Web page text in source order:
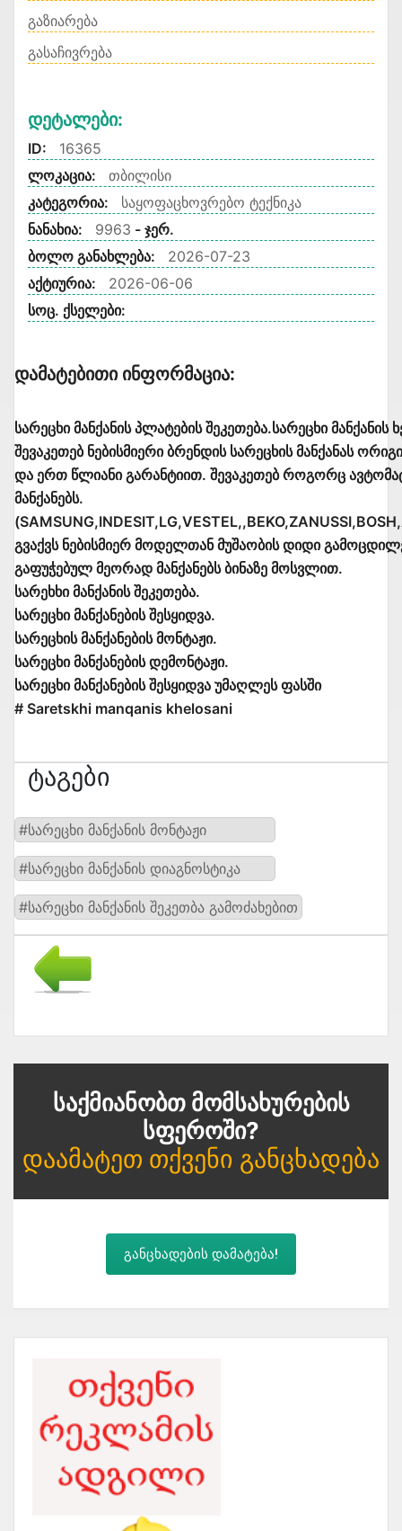
გაზიარება
გასაჩივრება
Დეტალები:
ID:
16365
ლოკაცია:
თბილისი
კატეგორია:
საყოფაცხოვრებო ტექნიკა
ნანახია:
9963 - ჯერ.
ბოლო განახლება:
2026-07-23
აქტიურია:
2026-06-06
სოც. ქსელები:
Დამატებითი Ინფორმაცია:
სარეცხი მანქანის პლატების შეკეთება.სარეცხი
შევაკეთებ ნებისმიერი ბრენდის სარეცხის მანქანას
და ერთ წლიანი გარანტიით. შევაკეთებ როგორც
მანქანებს.
გვაქვს ნებისმიერ მოდელთან მუშაობის დიდი
გაფუჭებულ მეორად მანქანებს ბინაზე მოსვლით.
სარეხხი მანქანის შეკეთება.
სარეცხი მანქანების შესყიდვა.
სარეცხის მანქანების მონტაჟი.
სარეცხი მანქანების დემონტაჟი.
სარეცხი მანქანების შესყიდვა უმაღლეს ფასში
# Saretskhi manqanis khelosani
Ტაგები
#სარეცხი მანქანის მონტაჟი
#სარეცხი მანქანის დიაგნოსტიკა
#სარეცხი მანქანის შეკეთბა გამოძახებით
Საქმიანობთ Მომსახურების
Სფეროში?
Დაამატეთ Თქვენი Განცხადება
განცხადების დამატება!